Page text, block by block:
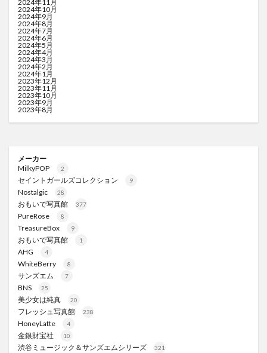
2024年11月
2024年10月
2024年9月
2024年8月
2024年7月
2024年6月
2024年5月
2024年4月
2024年3月
2024年2月
2024年1月
2023年12月
2023年11月
2023年10月
2023年9月
2023年8月
メーカー
MilkyPOP
2
セイントガールズコレクション 9
Nostalgic 28
おもいで写真館 377
PureRose 8
TreasureBox 9
おもいで写真館 1
AHG 4
WhiteBerry 8
サンズエム 7
BNS 25
美少女は純真 20
フレッシュ写真館 238
HoneyLatte 4
金銀財宝社 10
渋谷ミュージック＆サンズエムシリーズ 321